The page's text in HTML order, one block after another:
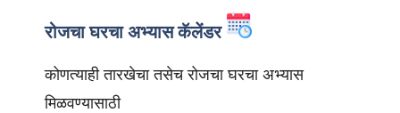
रोजचा घरचा अभ्यास कॅलेंडर
कोणत्याही तारखेचा तसेच रोजचा घरचा अभ्यास
मिळवण्यासाठी